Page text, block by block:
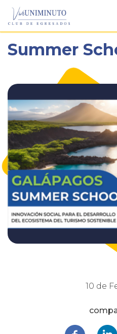
Summer
10 de